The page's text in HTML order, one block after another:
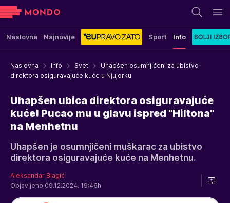
Naslovna Najnovije Sport Info
Naslovna Info Svet
Uhapšen osumnjičeni za ubistvo
direktora osiguravajuće kuće u Njujorku
Uhapšen ubica direktora osiguravajuće
kuće! Pucao mu u glavu ispred "Hiltona"
na Menhetnu
Uhapšen je osumnjičeni muškarac za ubistvo
direktora osiguravajuće kuće na Menhetnu.
Aleksandar Blagić
Objavljeno 09.12.2024. 19:46h